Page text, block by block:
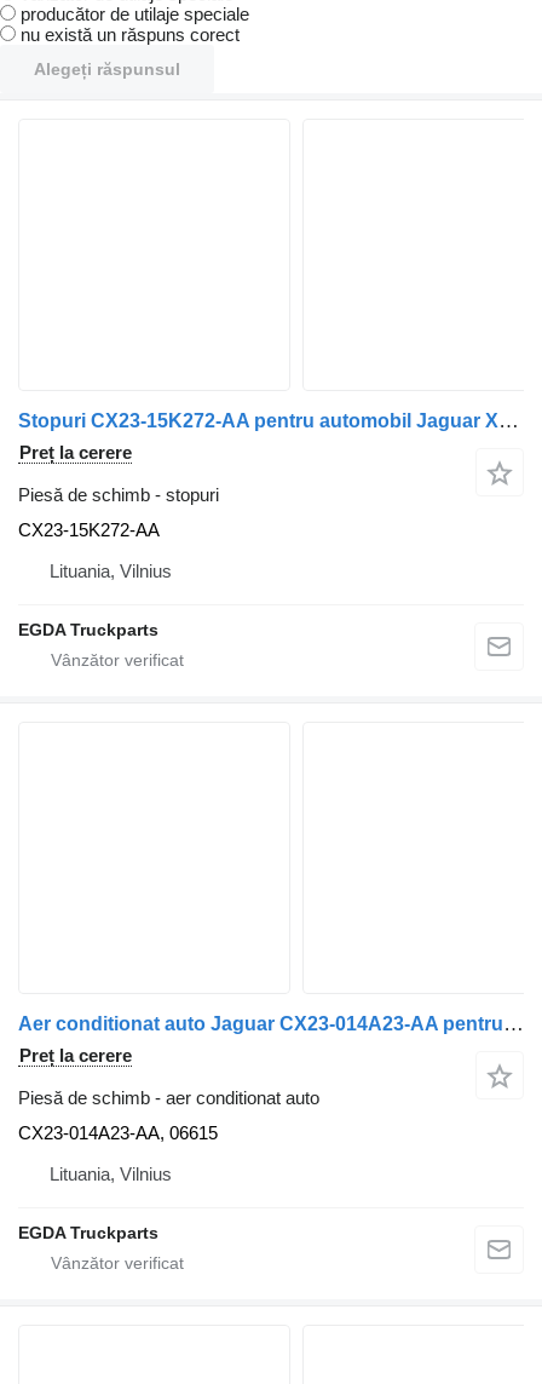
producător de utilaje speciale
nu există un răspuns corect
Alegeți răspunsul
Stopuri CX23-15K272-AA pentru automobil Jaguar XF250
Preț la cerere
Piesă de schimb - stopuri
CX23-15K272-AA
Lituania, Vilnius
EGDA Truckparts
Aer conditionat auto Jaguar CX23-014A23-AA pentru automobil Jaguar XF250
Preț la cerere
Piesă de schimb - aer conditionat auto
CX23-014A23-AA, 06615
Lituania, Vilnius
EGDA Truckparts